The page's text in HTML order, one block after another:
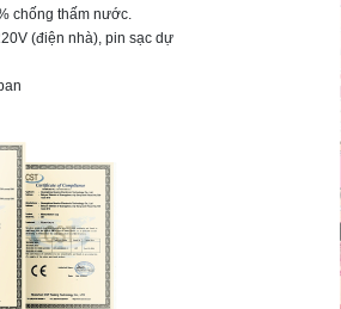
chống thấm nước.
(điện nhà), pin sạc dự